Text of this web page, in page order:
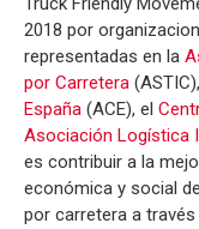
2018 por
representadas en la
por Carretera
España (ACE), el
Asociación Logística
es contribuir a la
económica y social
por carretera a